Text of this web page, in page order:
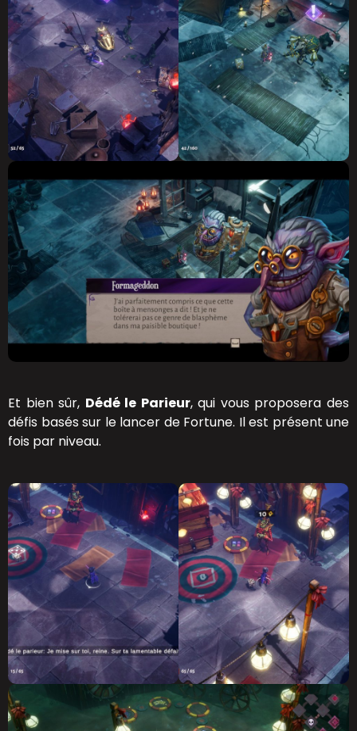
Et bien sûr, Dédé le Parieur, qui vous proposera des
défis basés sur le lancer de Fortune. Il est présent une
fois par niveau.